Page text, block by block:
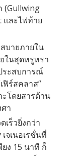
(Gullwing
และไฟท้าย
บายภายใน
ในสุดหรูหรา
ระสบการณ์
ฟิร์สคลาส”
ะโดยสารด้าน
า
เร็วยิ่งกว่า
จเนอเรชั่นที่
ง 15 นาที ก็